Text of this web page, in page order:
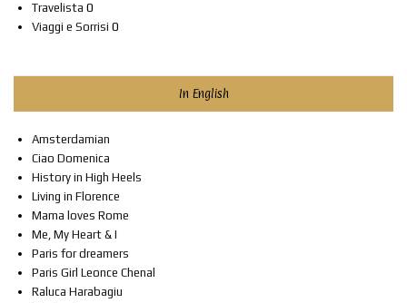
Travelista 0
Viaggi e Sorrisi 0
In English
Amsterdamian
Ciao Domenica
History in High Heels
Living in Florence
Mama loves Rome
Me, My Heart & I
Paris for dreamers
Paris Girl Leonce Chenal
Raluca Harabagiu